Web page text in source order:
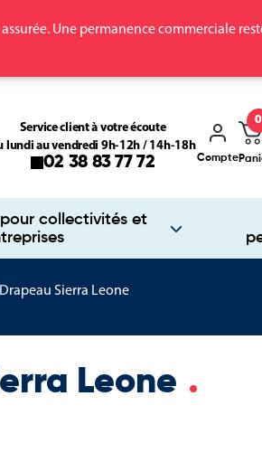
Une permanence commerciale
collectivités et
Service client à votre écoute
lundi au vendredi 9h-12h / 14h-18h
02 38 83 77 72 Compte
0
Drapeau Sierra Leone
Leone